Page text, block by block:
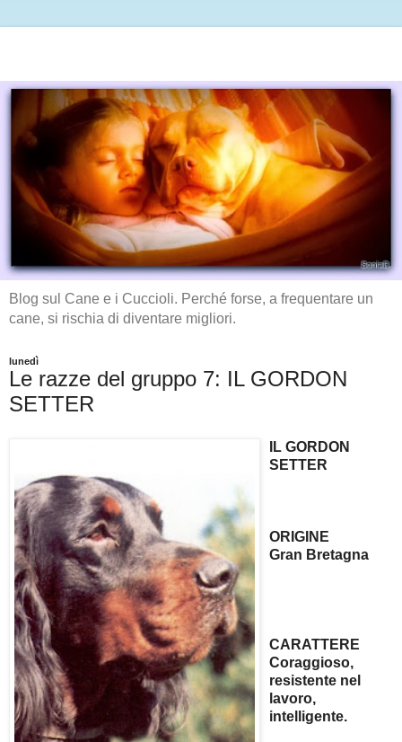
Blog sul Cane e i Cuccioli. Perché forse, a frequentare un
cane, si rischia di diventare migliori.
lunedì
Le razze del gruppo 7: IL GORDON
SETTER
IL GORDON
SETTER
ORIGINE
Gran Bretagna
CARATTERE
Coraggioso,
resistente nel
lavoro,
intelligente.